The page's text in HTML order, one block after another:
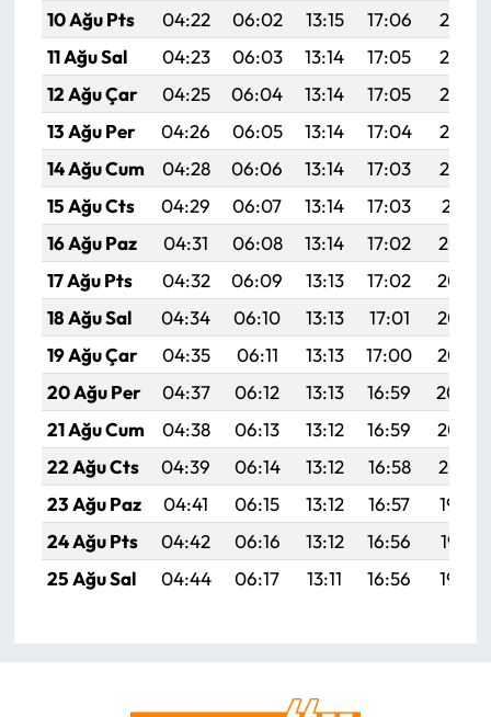
10 Ağu Pts
04:22 06:02 13:15 17:06
20:18
11 Ağu Sal
04:23 06:03 13:14 17:05
20:16
12 Ağu Çar
04:25 06:04 13:14 17:05
20:15
13 Ağu Per
04:26 06:05 13:14 17:04
20:14
14 Ağu Cum
04:28 06:06 13:14 17:03
20:12
15 Ağu Cts
04:29 06:07 13:14 17:03
20:11
16 Ağu Paz
04:31 06:08 13:14 17:02
20:10
17 Ağu Pts
04:32 06:09 13:13 17:02
20:08
18 Ağu Sal
04:34 06:10 13:13 17:01
20:07
19 Ağu Çar
04:35 06:11 13:13 17:00
20:05
20 Ağu Per
04:37 06:12 13:13 16:59
20:04
21 Ağu Cum
04:38 06:13 13:12 16:59
20:02
22 Ağu Cts
04:39 06:14 13:12 16:58
20:01
23 Ağu Paz
04:41 06:15 13:12 16:57
19:59
24 Ağu Pts
04:42 06:16 13:12 16:56
19:58
25 Ağu Sal
04:44 06:17 13:11 16:56 19:56